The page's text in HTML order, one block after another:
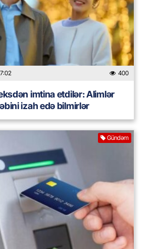
400
imtina etdilər: Alimlər
izah edə bilmirlər
Gündəm